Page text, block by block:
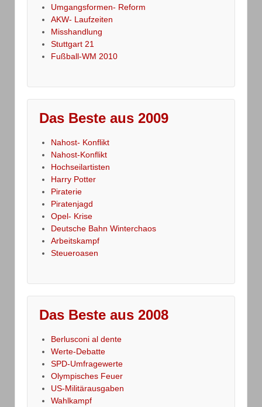
Umgangsformen- Reform
AKW- Laufzeiten
Misshandlung
Stuttgart 21
Fußball-WM 2010
Das Beste aus 2009
Nahost- Konflikt
Nahost-Konflikt
Hochseilartisten
Harry Potter
Piraterie
Piratenjagd
Opel- Krise
Deutsche Bahn Winterchaos
Arbeitskampf
Steueroasen
Das Beste aus 2008
Berlusconi al dente
Werte-Debatte
SPD-Umfragewerte
Olympisches Feuer
US-Militärausgaben
Wahlkampf